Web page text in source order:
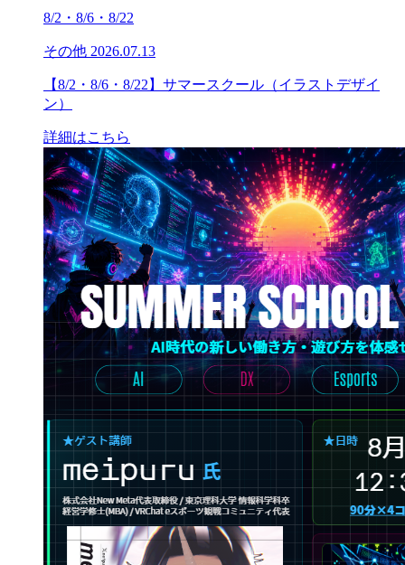
8/2・8/6・8/22
その他 2026.07.13
【8/2・8/6・8/22】サマースクール（イラストデザイ
ン）
詳細はこちら